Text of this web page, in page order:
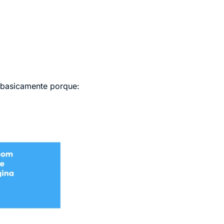
porque: